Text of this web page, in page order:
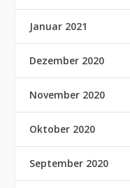
Januar 2021
Dezember 2020
November 2020
Oktober 2020
September 2020